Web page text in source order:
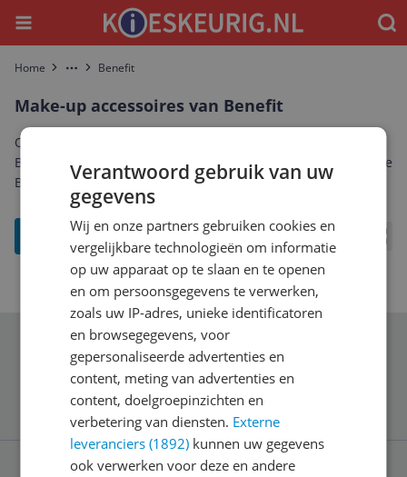
Menu
Home More Benefit
Make-up accessoires van Benefit
Ontdek het complete aanbod make-up accessoires van
Benefit. Vergelijk prijzen, specificaties en reviews om de beste
Benefit make-up accessoires te vinden die bij jou past.
Schrijf je in voor onze nieuwsbrief
Verantwoord gebruik van uw
gegevens
Wij en onze partners gebruiken cookies en
vergelijkbare technologieën om informatie
op uw apparaat op te slaan en te openen
en om persoonsgegevens te verwerken,
zoals uw IP-adres, unieke identificatoren
en browsegegevens, voor
gepersonaliseerde advertenties en
content, meting van advertenties en
content, doelgroepinzichten en
verbetering van diensten. Externe
leveranciers (1892) kunnen uw gegevens
ook verwerken voor deze en andere